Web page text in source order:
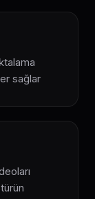
sağlar